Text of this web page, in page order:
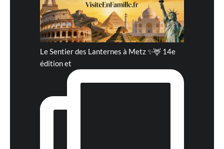
Le Sentier des Lanternes à Metz ✨🦌 14e
édition et